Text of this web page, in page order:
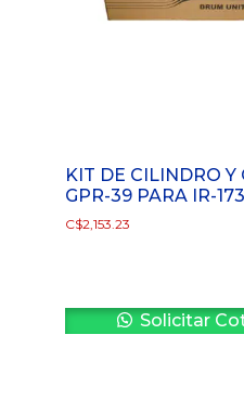
KIT DE CILINDRO
GPR-39 PARA IR-
C$2,153.23
Solicitar